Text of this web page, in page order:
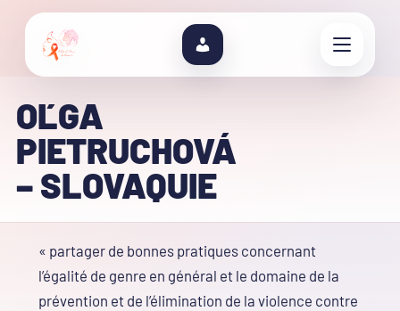
OĽGA
PIETRUCHOVÁ
– SLOVAQUIE
« partager de bonnes pratiques concernant
l’égalité de genre en général et le domaine de la
prévention et de l’élimination de la violence contre